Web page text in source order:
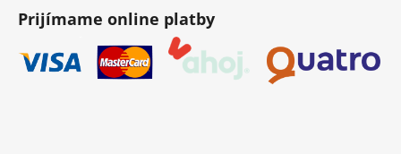
Prijímame online platby